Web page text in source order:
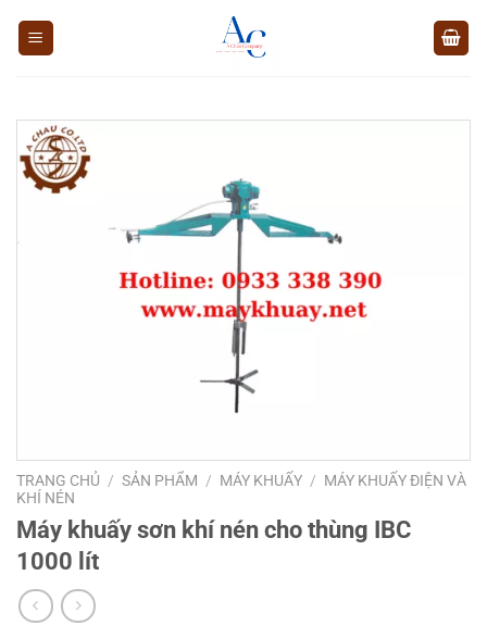
TRANG CHỦ / SẢN PHẨM / MÁY KHUẤY / MÁY KHUẤY ĐIỆN VÀ
KHÍ NÉN
Máy khuấy sơn khí nén cho thùng IBC
1000 lít